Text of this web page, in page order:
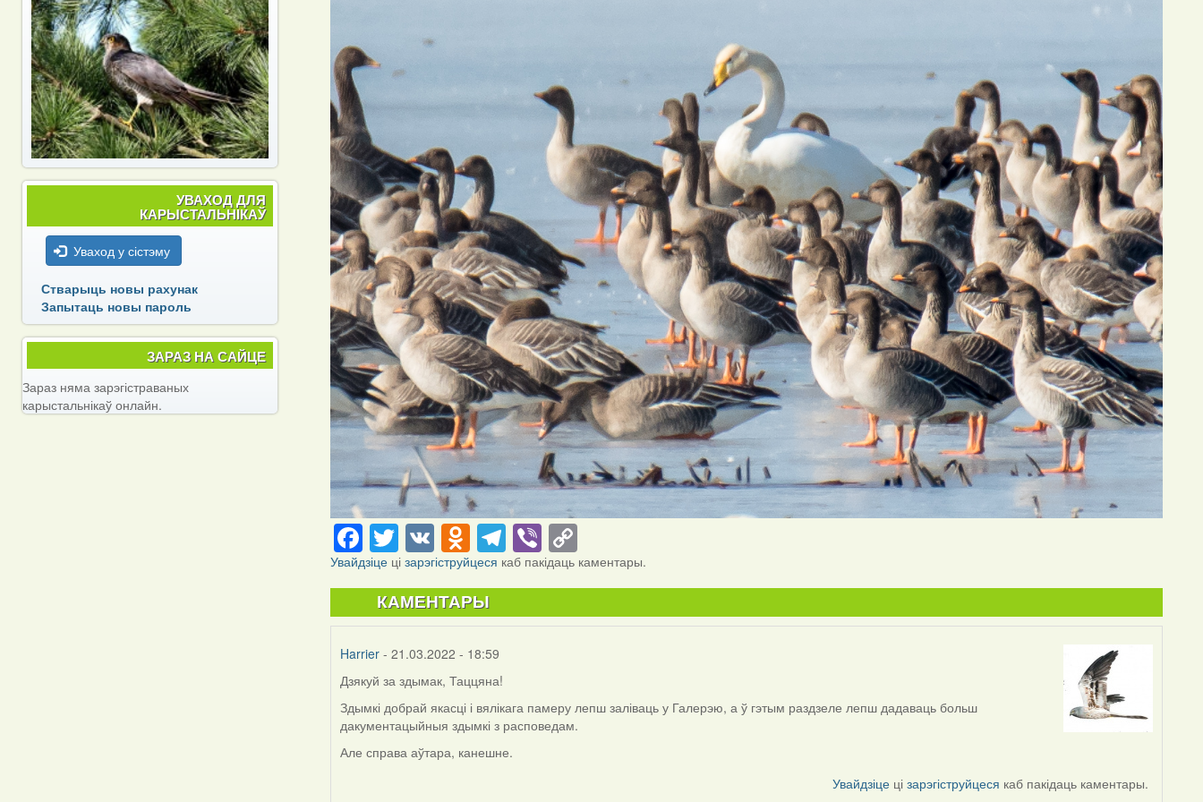
Facebook
Twitter
VKOdnoklassniki
Telegram
Viber
Link
Увайдзіце цізарэгіструйцеся каб пакідаць каментары.
КАМЕНТАРЫ
Harrier - 21.03.2022 - 18:59
Дзякуй за здымак, Таццяна!
Здымкі добрай якасці і вялікага памеру лепш заліваць у Галерэю, а ў гэтым раздзеле лепш дадаваць больш
дакументацыйныя здымкі з расповедам.
Але справа аўтара, канешне.
Увайдзіце цізарэгіструйцеся каб пакідаць каментары.
УВАХОД ДЛЯ
КАРЫСТАЛЬНІКАЎ
Уваход у сістэму
Стварыць новы рахунак
Запытаць новы пароль
ЗАРАЗ НА САЙЦЕ
Зараз няма зарэгістраваных
карыстальнікаў онлайн.